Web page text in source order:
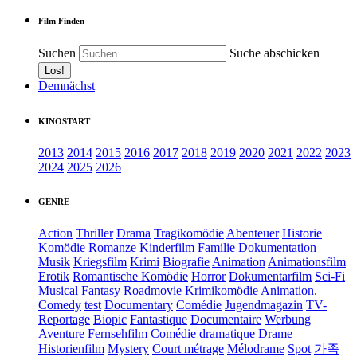
Film Finden
Suchen Suche abschicken
Demnächst
KINOSTART
2013 2014 2015 2016 2017 2018 2019 2020 2021 2022 2023
2024 2025 2026
GENRE
Action Thriller Drama TragikomödieAbenteuer Historie
Komödie Romanze Kinderfilm Familie Dokumentation
Musik Kriegsfilm Krimi BiografieAnimationAnimationsfilm
Erotik Romantische Komödie Horror Dokumentarfilm Sci-Fi
Musical Fantasy Roadmovie KrimikomödieAnimation.
Comedy test Documentary Comédie Jugendmagazin TV-
Reportage Biopic Fantastique Documentaire Werbung
Aventure Fernsehfilm Comédie dramatique Drame
Historienfilm Mystery Court métrage Mélodrame Spot 가족